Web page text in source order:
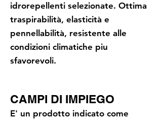
idrorepellenti selezionate. Ottima
traspirabilità, elasticità e
pennellabilità, resistente alle
condizioni climatiche piu
sfavorevoli.
CAMPI DI IMPIEGO
E' un prodotto indicato come